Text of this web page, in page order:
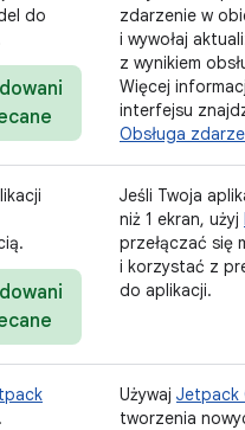
do
zdarzenie w
i wywołaj
z wynikiem
Więcej
interfejsu
Obsługa
Jeśli Twoja
niż 1 ekran, użyj
przełączać się
i korzystać z
do aplikacji.
.
Używaj Jetpack
tworzenia